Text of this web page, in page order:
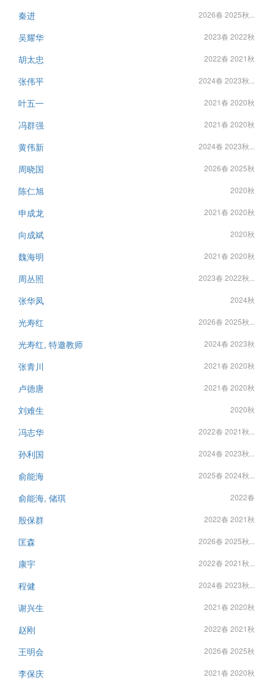
秦进 2026春 2025秋...
吴耀华 2023春 2022秋
胡太忠 2022春 2021秋
张伟平 2024春 2023秋...
叶五一 2021春 2020秋
冯群强 2021春 2020秋
黄伟新 2024春 2023秋...
周晓国 2026春 2025秋
陈仁旭 2020秋
申成龙 2021春 2020秋
向成斌 2020秋
魏海明 2021春 2020秋
周丛照 2023春 2022秋...
张华凤 2024秋
光寿红 2026春 2025秋...
光寿红, 特邀教师 2024春 2023秋
张青川 2021春 2020秋
卢德唐 2021春 2020秋
刘难生 2020秋
冯志华 2022春 2021秋...
孙利国 2024春 2023秋...
俞能海 2025春 2024秋...
俞能海, 储琪 2022春
殷保群 2022春 2021秋
匡森 2026春 2025秋...
康宇 2022春 2021秋...
程健 2024春 2023秋...
谢兴生 2021春 2020秋
赵刚 2022春 2021秋
王明会 2026春 2025秋
李保庆 2021春 2020秋